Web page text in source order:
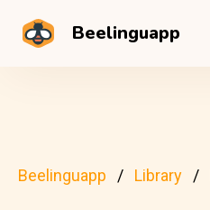
Beelinguapp
Beelinguapp Library